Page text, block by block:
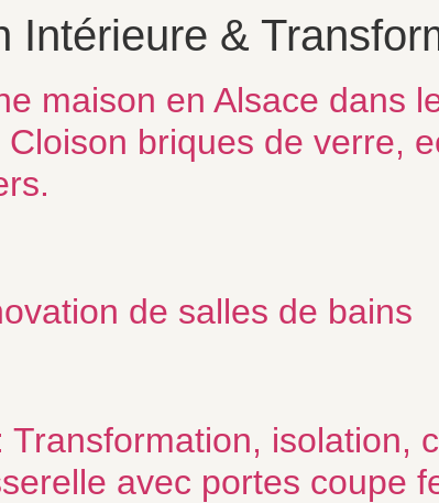
Intérieure &
maison en Alsace dans
briques de verre,
de salles de bains
isolation,
avec portes coupe